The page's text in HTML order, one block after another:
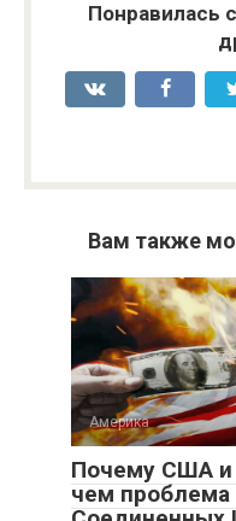
Понравилась
Вам также
Америка
Почему США и
чем проблема